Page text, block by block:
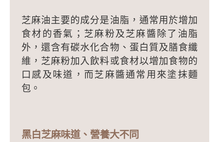
芝麻油主要的成分是油脂，通常用於增加
食材的香氣；芝麻粉及芝麻醬除了油脂
外，還含有碳水化合物、蛋白質及膳食纖
維，芝麻粉加入飲料或食材以增加食物的
口感及味道，而芝麻醬通常用來塗抹麵
包。
黑白芝麻味道、營養大不同